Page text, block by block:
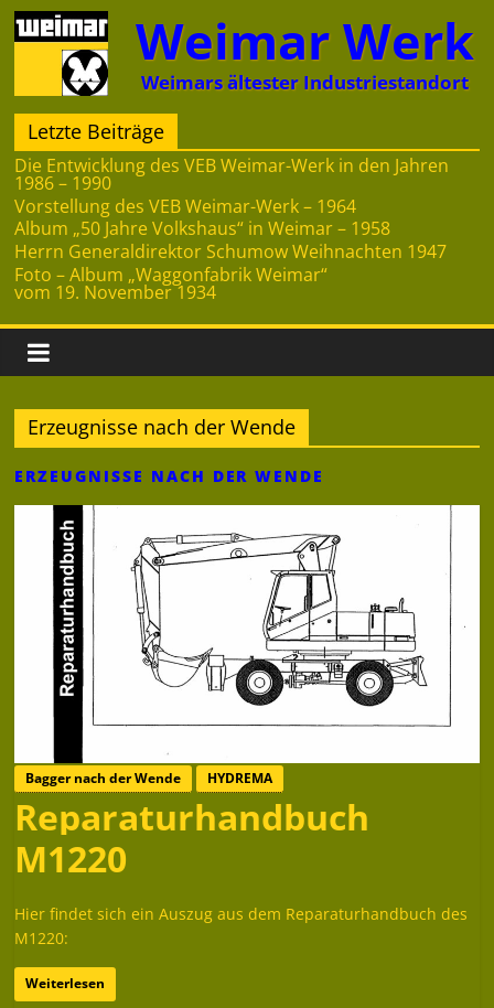
Zum
Inhalt
springen
Weimar Werk
Weimars ältester Industriestandort
Letzte Beiträge
Die Entwicklung des VEB Weimar-Werk in den Jahren
1986 – 1990
Vorstellung des VEB Weimar-Werk – 1964
Album „50 Jahre Volkshaus“ in Weimar – 1958
Herrn Generaldirektor Schumow Weihnachten 1947
Foto – Album „Waggonfabrik Weimar“
vom 19. November 1934
Erzeugnisse nach der Wende
ERZEUGNISSE NACH DER WENDE
Bagger nach der Wende HYDREMA
Reparaturhandbuch
M1220
Hier findet sich ein Auszug aus dem Reparaturhandbuch des
M1220:
Weiterlesen